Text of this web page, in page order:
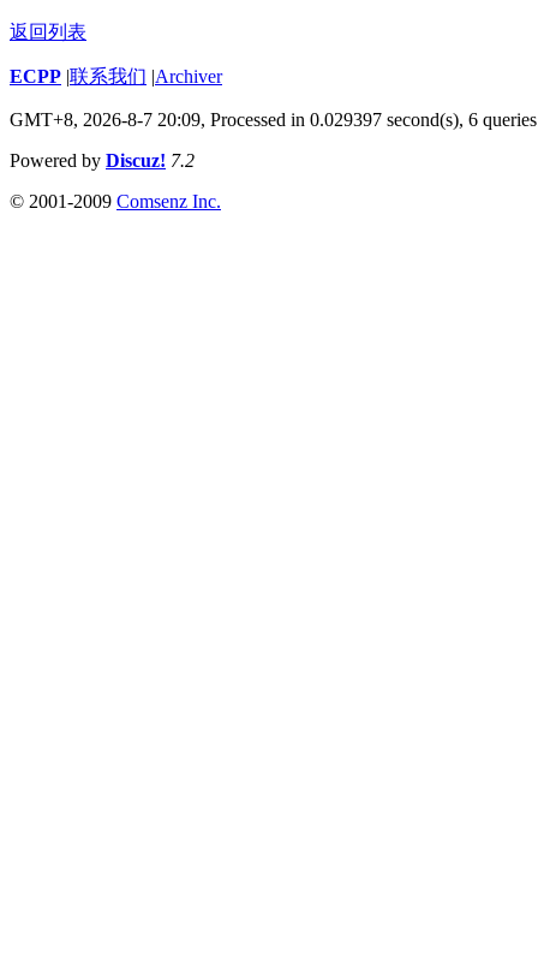
返回列表
ECPP |联系我们 |Archiver
GMT+8, 2026-8-7 20:09, Processed in 0.029397 second(s), 6 queries
Powered by Discuz! 7.2
© 2001-2009 Comsenz Inc.